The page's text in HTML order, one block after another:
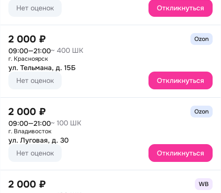
Нет оценок
Откликнуться
2 000 ₽
09:00—21:00~ 400 ШК
Ozon
г. Красноярск
ул. Тельмана, д. 15Б
Нет оценок
Откликнуться
2 000 ₽
09:00—21:00~ 100 ШК
Ozon
г. Владивосток
ул. Луговая, д. 30
Нет оценок
Откликнуться
2 000 ₽ WB